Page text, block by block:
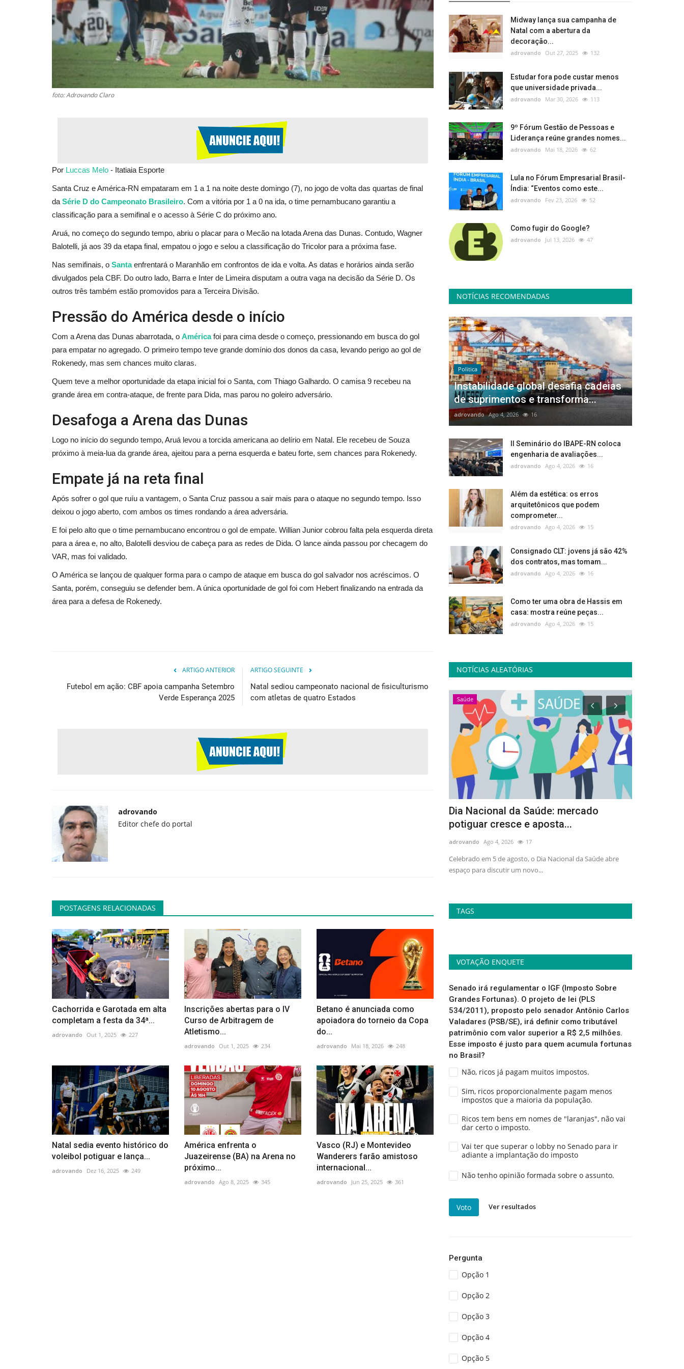
foto: Adrovando Claro
Por Luccas Melo - Itatiaia Esporte
Santa Cruz e América-RN empataram em 1 a 1 na noite deste domingo (7), no jogo de volta das quartas de final
da Série D do Campeonato Brasileiro. Com a vitória por 1 a 0 na ida, o time pernambucano garantiu a
classificação para a semifinal e o acesso à Série C do próximo ano.
Aruá, no começo do segundo tempo, abriu o placar para o Mecão na lotada Arena das Dunas. Contudo, Wagner
Balotelli, já aos 39 da etapa final, empatou o jogo e selou a classificação do Tricolor para a próxima fase.
Nas semifinais, o Santa enfrentará o Maranhão em confrontos de ida e volta. As datas e horários ainda serão
divulgados pela CBF. Do outro lado, Barra e Inter de Limeira disputam a outra vaga na decisão da Série D. Os
outros três também estão promovidos para a Terceira Divisão.
Pressão do América desde o início
Com a Arena das Dunas abarrotada, o América foi para cima desde o começo, pressionando em busca do gol
para empatar no agregado. O primeiro tempo teve grande domínio dos donos da casa, levando perigo ao gol de
Rokenedy, mas sem chances muito claras.
Quem teve a melhor oportunidade da etapa inicial foi o Santa, com Thiago Galhardo. O camisa 9 recebeu na
grande área em contra-ataque, de frente para Dida, mas parou no goleiro adversário.
Desafoga a Arena das Dunas
Logo no início do segundo tempo, Aruá levou a torcida americana ao delírio em Natal. Ele recebeu de Souza
próximo à meia-lua da grande área, ajeitou para a perna esquerda e bateu forte, sem chances para Rokenedy.
Empate já na reta final
Após sofrer o gol que ruíu a vantagem, o Santa Cruz passou a sair mais para o ataque no segundo tempo. Isso
deixou o jogo aberto, com ambos os times rondando a área adversária.
E foi pelo alto que o time pernambucano encontrou o gol de empate. Willian Junior cobrou falta pela esquerda direta
para a área e, no alto, Balotelli desviou de cabeça para as redes de Dida. O lance ainda passou por checagem do
VAR, mas foi validado.
O América se lançou de qualquer forma para o campo de ataque em busca do gol salvador nos acréscimos. O
Santa, porém, conseguiu se defender bem. A única oportunidade de gol foi com Hebert finalizando na entrada da
área para a defesa de Rokenedy.
ARTIGO ANTERIOR
Futebol em ação: CBF apoia campanha Setembro
Verde Esperança 2025
ARTIGO SEGUINTE
Natal sediou campeonato nacional de fisiculturismo
com atletas de quatro Estados
adrovando
Editor chefe do portal
POSTAGENS RELACIONADAS
Cachorrida e Garotada em alta
completam a festa da 34ª...
adrovando Out 1, 2025 227
Inscrições abertas para o IV
Curso de Arbitragem de
Atletismo...
adrovando Out 1, 2025 234
Betano é anunciada como
apoiadora do torneio da Copa
do...
adrovando Mai 18, 2026 248
Natal sedia evento histórico do
voleibol potiguar e lança...
adrovando Dez 16, 2025 249
América enfrenta o
Juazeirense (BA) na Arena no
próximo...
adrovando Ago 8, 2025 345
Vasco (RJ) e Montevideo
Wanderers farão amistoso
internacional...
adrovando Jun 25, 2025 361
Midway lança sua campanha de
Natal com a abertura da
decoração...
adrovando Out 27, 2025 132
Estudar fora pode custar menos
que universidade privada...
adrovando Mar 30, 2026 113
9º Fórum Gestão de Pessoas e
Liderança reúne grandes nomes...
adrovando Mai 18, 2026 62
Lula no Fórum Empresarial Brasil-
Índia: “Eventos como este...
adrovando Fev 23, 2026 52
Como fugir do Google?
adrovando Jul 13, 2026 47
NOTÍCIAS RECOMENDADAS
Politica
Instabilidade global desafia cadeias
de suprimentos e transforma...
adrovando Ago 4, 2026 16
II Seminário do IBAPE-RN coloca
engenharia de avaliações...
adrovando Ago 4, 2026 16
Além da estética: os erros
arquitetônicos que podem
comprometer...
adrovando Ago 4, 2026 15
Consignado CLT: jovens já são 42%
dos contratos, mas tomam...
adrovando Ago 4, 2026 16
Como ter uma obra de Hassis em
casa: mostra reúne peças...
adrovando Ago 4, 2026 15
NOTÍCIAS ALEATÓRIAS
Como fugir do Google?
adrovando Jul 13, 2026 153
Para substituir a busca, é fácil. A busca do Google tem
piorado muito significativamente...
Economia Saúde
Dia Nacional da Saúde: mercado
potiguar cresce e aposta...
adrovando Ago 4, 2026 17
Celebrado em 5 de agosto, o Dia Nacional da Saúde abre
espaço para discutir um novo...
TAGS
VOTAÇÃO ENQUETE
Senado irá regulamentar o IGF (Imposto Sobre
Grandes Fortunas). O projeto de lei (PLS
534/2011), proposto pelo senador Antônio Carlos
Valadares (PSB/SE), irá definir como tributável
patrimônio com valor superior a R$ 2,5 milhões.
Esse imposto é justo para quem acumula fortunas
no Brasil?
Não, ricos já pagam muitos impostos.
Sim, ricos proporcionalmente pagam menos
impostos que a maioria da população.
Ricos tem bens em nomes de "laranjas", não vai
dar certo o imposto.
Vai ter que superar o lobby no Senado para ir
adiante a implantação do imposto
Não tenho opinião formada sobre o assunto.
Voto Ver resultados
Pergunta
Opção 1
Opção 2
Opção 3
Opção 4
Opção 5